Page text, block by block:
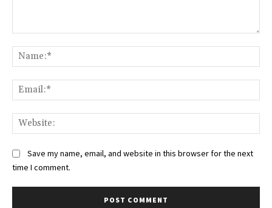
Save my name, email, and website in this browser for the next
time I comment.